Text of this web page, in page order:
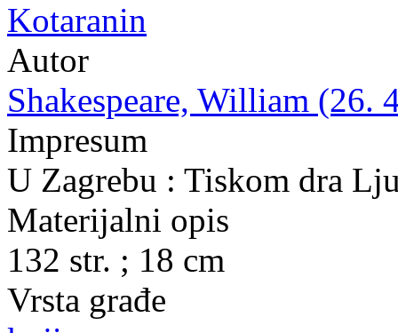
Kotaranin
Autor
Shakespeare, William (26.
Impresum
U Zagrebu : Tiskom dra
Materijalni opis
132 str. ; 18 cm
Vrsta građe